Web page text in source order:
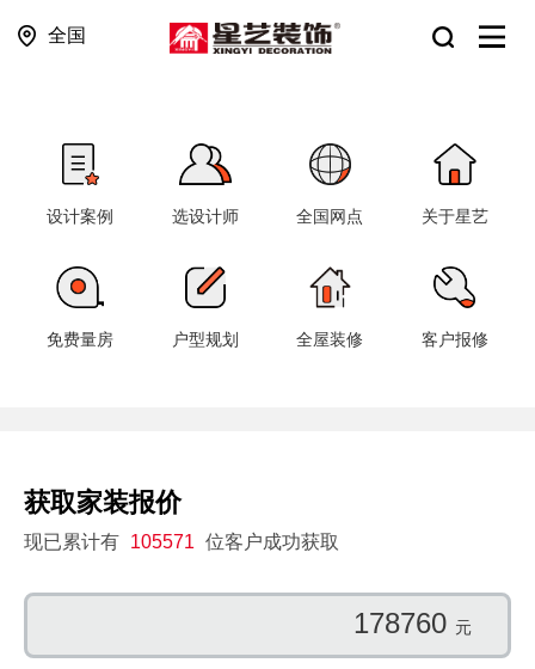
全国
设计案例 选设计师 全国网点 关于星艺
免费量房 户型规划 全屋装修 客户报修
获取家装报价
现已累计有 105571 位客户成功获取
162891 元